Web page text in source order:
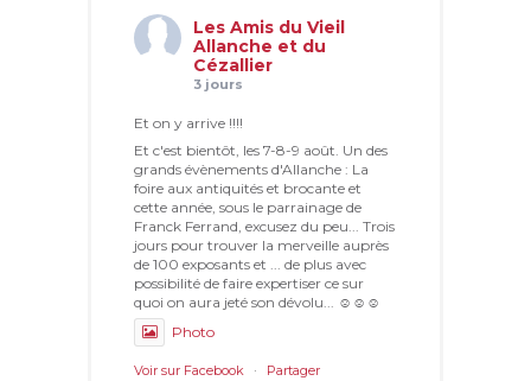
Les Amis du Vieil
Allanche et du
Cézallier
3 jours
Et on y arrive !!!!
Et c'est bientôt, les 7-8-9 août. Un des
grands évènements d'Allanche : La
foire aux antiquités et brocante et
cette année, sous le parrainage de
Franck Ferrand, excusez du peu... Trois
jours pour trouver la merveille auprès
de 100 exposants et ... de plus avec
possibilité de faire expertiser ce sur
quoi on aura jeté son dévolu... ☺☺☺
Photo
Voir sur Facebook · Partager